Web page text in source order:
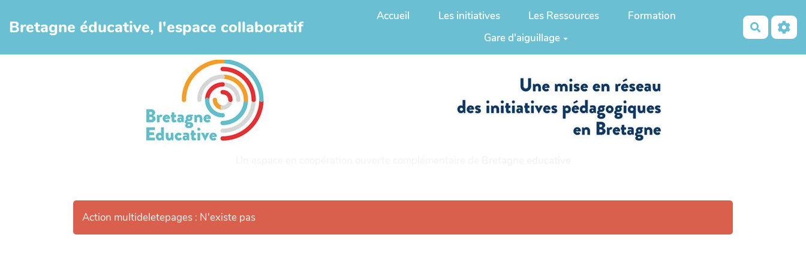
Bretagne éducative, l'espace collaboratif
Accueil Les initiatives Les Ressources
Formation
Gare d'aiguillage
Action multideletepages : N'existe pas